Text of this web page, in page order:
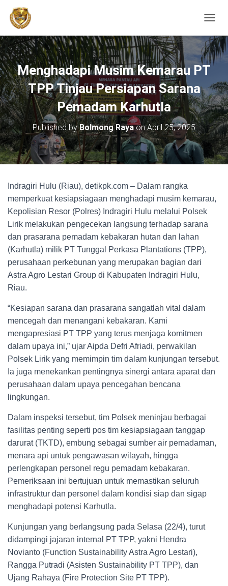
Menghadapi Musim Kemarau PT
TPP Tinjau Persiapan Sarana
Pemadam Karhutla
Published byBolmong RayaonApril 25, 2025
Indragiri Hulu (Riau), detikpk.com – Dalam rangka
memperkuat kesiapsiagaan menghadapi musim kemarau,
Kepolisian Resor (Polres) Indragiri Hulu melalui Polsek
Lirik melakukan pengecekan langsung terhadap sarana
dan prasarana pemadam kebakaran hutan dan lahan
(Karhutla) milik PT Tunggal Perkasa Plantations (TPP),
perusahaan perkebunan yang merupakan bagian dari
Astra Agro Lestari Group di Kabupaten Indragiri Hulu,
Riau.
“Kesiapan sarana dan prasarana sangatlah vital dalam
mencegah dan menangani kebakaran. Kami
mengapresiasi PT TPP yang terus menjaga komitmen
dalam upaya ini,” ujar Aipda Defri Afriadi, perwakilan
Polsek Lirik yang memimpin tim dalam kunjungan tersebut.
Ia juga menekankan pentingnya sinergi antara aparat dan
perusahaan dalam upaya pencegahan bencana
lingkungan.
Dalam inspeksi tersebut, tim Polsek meninjau berbagai
fasilitas penting seperti pos tim kesiapsiagaan tanggap
darurat (TKTD), embung sebagai sumber air pemadaman,
menara api untuk pengawasan wilayah, hingga
perlengkapan personel regu pemadam kebakaran.
Pemeriksaan ini bertujuan untuk memastikan seluruh
infrastruktur dan personel dalam kondisi siap dan sigap
menghadapi potensi Karhutla.
Kunjungan yang berlangsung pada Selasa (22/4), turut
didampingi jajaran internal PT TPP, yakni Hendra
Novianto (Function Sustainability Astra Agro Lestari),
Rangga Putradi (Asisten Sustainability PT TPP), dan
Ujang Rahaya (Fire Protection Site PT TPP).